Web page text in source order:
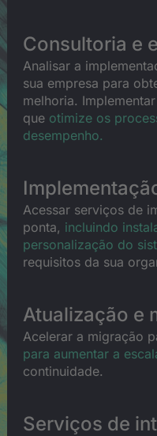
Consultoria e
Analisar a
sua empresa para
melhoria.
que otimize os
desempenho.
Acessar serviços de
ponta, incluindo
personalização do
requisitos da sua
Atualização e
Acelerar a migração
para aumentar a
continuidade.
Serviços de